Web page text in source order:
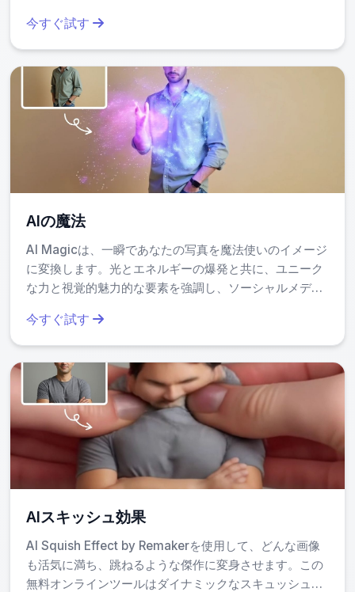
ルメディア、プレゼンテーション、または思い出のため
に最適です。速く、無料で、編集の経験が不要です。
今すぐ試す
AIの魔法
AI Magicは、一瞬であなたの写真を魔法使いのイメージ
に変換します。光とエネルギーの爆発と共に、ユニーク
な力と視覚的魅力的な要素を強調し、ソーシャルメディ
ます。これにより、魔法が誰にでも手の届くものとなり
ます。
今すぐ試す
AIスキッシュ効果
AI Squish Effect by Remakerを使用して、どんな画像
も活気に満ち、跳ねるような傑作に変身させます。この
無料オンラインツールはダイナミックなスキュッシュ効